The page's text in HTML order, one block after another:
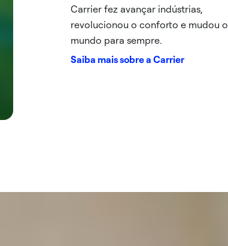
Carrier fez avançar indústrias,
revolucionou o conforto e mudou o
mundo para sempre.
Saiba mais sobre a Carrier